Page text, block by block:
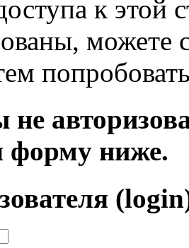
к
можете
не
форму ниже.